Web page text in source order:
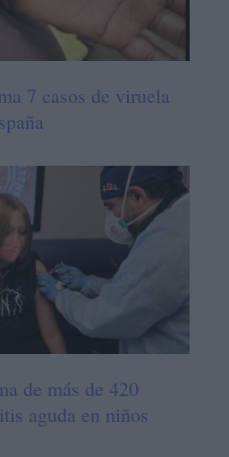
7 casos de viruela
de más de 420
aguda en niños